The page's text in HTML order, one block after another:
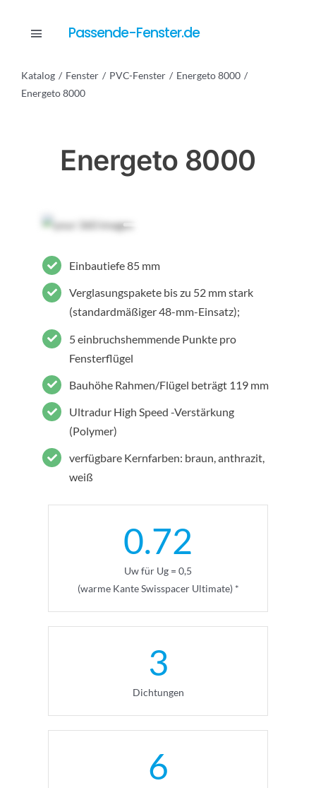
Toggle Passende-Fenster.de
Katalog Fenster PVC-Fenster
Energeto 8000
Energeto 8000
Energeto 8000
Einbautiefe 85 mm
Verglasungspakete bis zu 52 mm stark
(standardmäßiger 48-mm-Einsatz);
5 einbruchshemmende Punkte pro
Fensterflügel
Bauhöhe Rahmen/Flügel beträgt 119 mm
Ultradur High Speed -Verstärkung
(Polymer)
verfügbare Kernfarben: braun, anthrazit,
weiß
0.72
Uw für Ug = 0,5
(warme Kante Swisspacer Ultimate) *
3
Dichtungen
6